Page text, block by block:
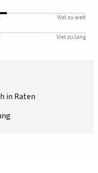
Viel zu weit
Viel zu lang
in Raten